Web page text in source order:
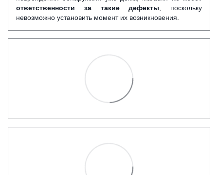
ответственности за такие дефекты , поскольку
невозможно установить момент их возникновения.